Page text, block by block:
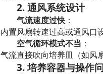
2. 通风系统设计
气流速度过快 ：
内置风扇转速过高或通风口
空气循环模式不当 ：
气流直接吹向培养皿（如风
3. 培养容器与操作